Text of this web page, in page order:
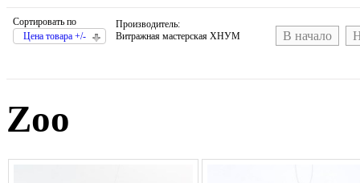
Сортировать по
Цена товара +/-
Производитель:
Витражная мастерская ХНУМ
В начало
Zoo